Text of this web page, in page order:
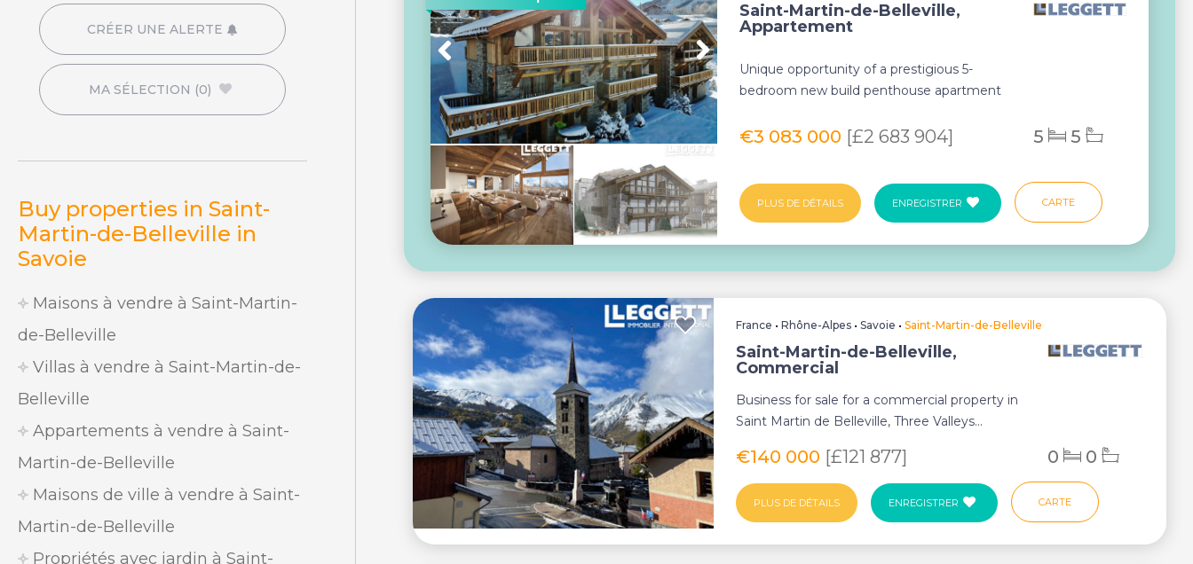
CRÉER UNE ALERTE
MA SÉLECTION (0)
Buy properties in Saint-
Martin-de-Belleville in
Savoie
Maisons à vendre à Saint-Martin-
de-Belleville
Villas à vendre à Saint-Martin-de-
Belleville
Appartements à vendre à Saint-
Martin-de-Belleville
Maisons de ville à vendre à Saint-
Martin-de-Belleville
Propriétés avec jardin à Saint-
Saint-Martin-de-Belleville,
Appartement
Unique opportunity of a prestigious 5-
bedroom new build penthouse apartment
€3 083 000 [£2 683 904] 5 5
PLUS DE DÉTAILS ENREGISTRER CARTE
France •Rhône-Alpes •Savoie •Saint-Martin-de-Belleville
Saint-Martin-de-Belleville,
Commercial
Business for sale for a commercial property in
Saint Martin de Belleville, Three Valleys...
€140 000 [£121 877] 0 0
PLUS DE DÉTAILS ENREGISTRER CARTE